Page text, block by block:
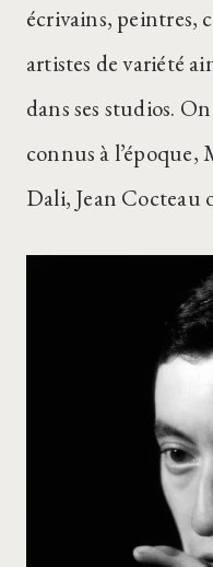
écrivains, peintres,
artistes de variété
dans ses studios.
connus à
Dali, Jean Cocteau